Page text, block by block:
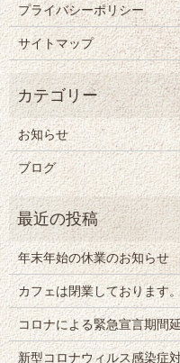
プライバシーポリシー
サイトマップ
お知らせ
ブログ
年末年始の休業のお知らせ
カフェは閉業しております。
コロナによる緊急宣言期間
新型コロナウィルス感染症